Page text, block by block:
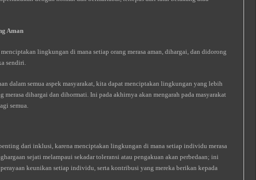
Aman
lingkungan di mana setiap orang merasa aman, dihargai, dan didorong
sendiri.
dalam semua aspek masyarakat, kita dapat menciptakan lingkungan yang lebih
merasa dihargai dan dihormati. Ini pada akhirnya akan mengarah pada masyarakat
semua.
dari inklusi, karena menciptakan lingkungan di mana setiap individu merasa
sejati melampaui sekadar toleransi atau pengakuan akan perbedaan; ini
keunikan setiap individu, serta kontribusi yang mereka berikan kepada